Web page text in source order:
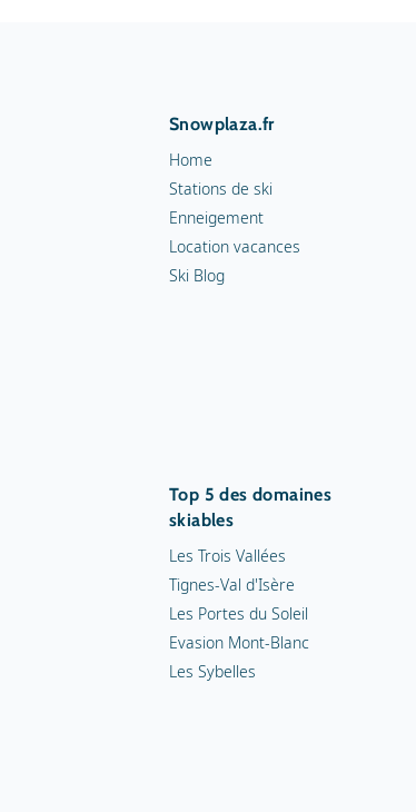
Snowplaza.fr
Home
Stations de ski
Enneigement
Location vacances
Ski Blog
Top 5 des domaines
skiables
Les Trois Vallées
Tignes-Val d'Isère
Les Portes du Soleil
Evasion Mont-Blanc
Les Sybelles